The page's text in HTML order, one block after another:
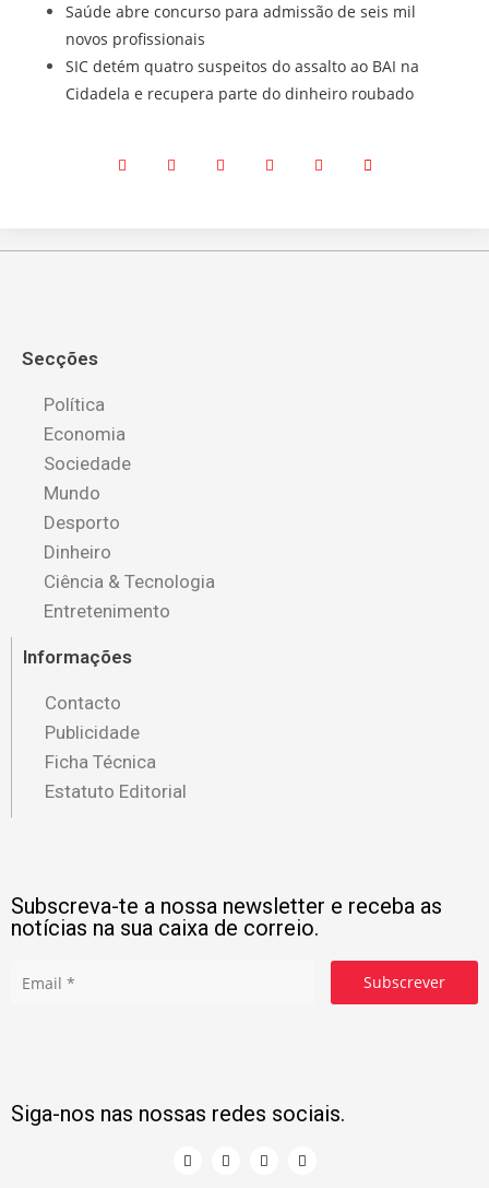
Saúde abre concurso para admissão de seis mil
novos profissionais
SIC detém quatro suspeitos do assalto ao BAI na
Cidadela e recupera parte do dinheiro roubado
Secções
Política
Economia
Sociedade
Mundo
Desporto
Dinheiro
Ciência & Tecnologia
Entretenimento
Informações
Contacto
Publicidade
Ficha Técnica
Estatuto Editorial
Subscreva-te a nossa newsletter e receba as
notícias na sua caixa de correio.
Subscrever
Siga-nos nas nossas redes sociais.